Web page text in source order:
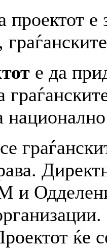
проектот е
е да
се
и
ќе